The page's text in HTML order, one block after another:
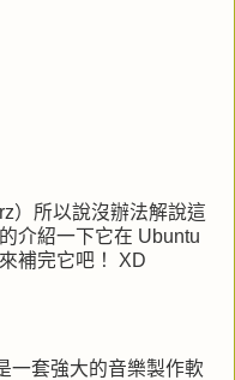
）所以說沒辦法解說這
介紹一下它在 Ubuntu
來補完它吧！ XD
一套強大的音樂製作軟